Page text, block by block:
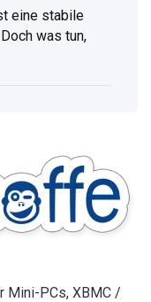
eine stabile
was tun,
Mini-PCs, XBMC /